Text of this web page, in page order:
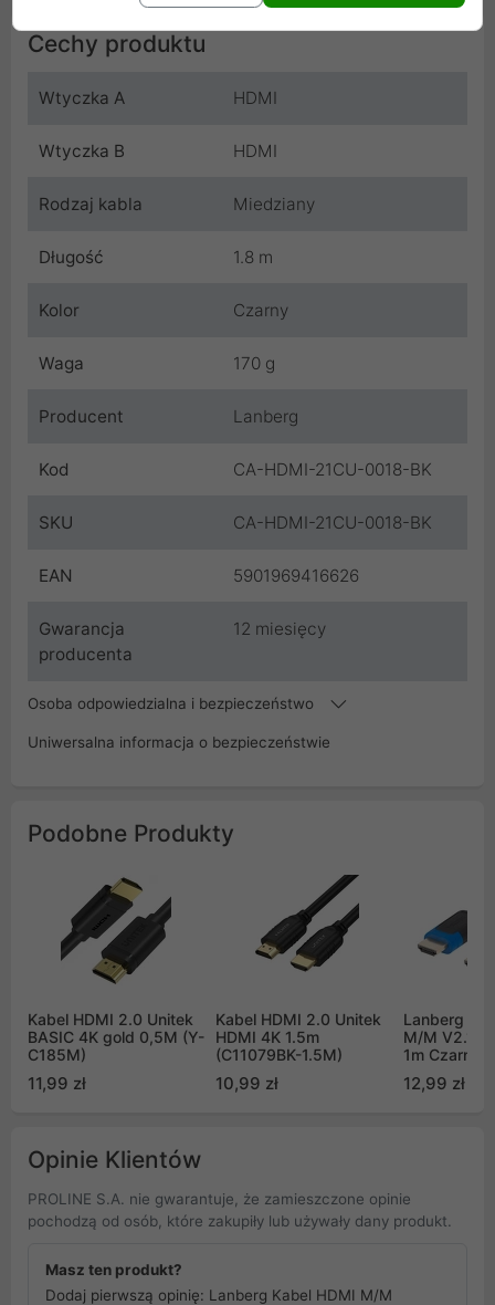
Cechy produktu
Wtyczka A HDMI
Wtyczka B HDMI
Rodzaj kabla Miedziany
Długość 1.8 m
Kolor Czarny
Waga 170 g
Producent Lanberg
Kod CA-HDMI-21CU-0018-BK
SKU CA-HDMI-21CU-0018-BK
EAN 5901969416626
Gwarancja
producenta
12 miesięcy
Osoba odpowiedzialna i bezpieczeństwo
Uniwersalna informacja o bezpieczeństwie
Podobne Produkty
Kabel HDMI 2.0 Unitek
BASIC 4K gold 0,5M (Y-
C185M)
11,99 zł
Kabel HDMI 2.0 Unitek
HDMI 4K 1.5m
(C11079BK-1.5M)
10,99 zł
Lanberg
M/M V2.1
1m Czarny
12,99 zł
Opinie Klientów
PROLINE S.A. nie gwarantuje, że zamieszczone opinie
pochodzą od osób, które zakupiły lub używały dany produkt.
Masz ten produkt?
Dodaj pierwszą opinię: Lanberg Kabel HDMI M/M